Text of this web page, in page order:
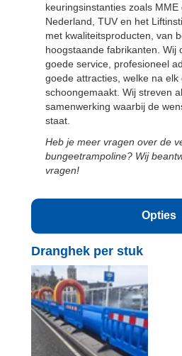
keuringsinstanties zoals
Nederland, TUV en het
met kwaliteitsproducten, van
hoogstaande fabrikanten. Wij
goede service, profesioneel
goede attracties, welke na elk
schoongemaakt. Wij streven
samenwerking waarbij de
staat.
Heb je meer vragen over de
bungeetrampoline? Wij
vragen!
Opties
Dranghek per stuk